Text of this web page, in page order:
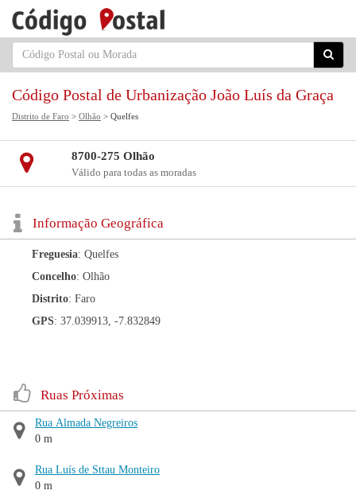
Código Postal de Urbanização João Luís da Graça
Distrito de Faro > Olhão > Quelfes
8700-275 Olhão
Válido para todas as moradas
Informação Geográfica
Freguesia: Quelfes
Concelho: Olhão
Distrito: Faro
GPS: 37.039913, -7.832849
Ruas Próximas
Rua Almada Negreiros
0 m
Rua Luís de Sttau Monteiro
0 m